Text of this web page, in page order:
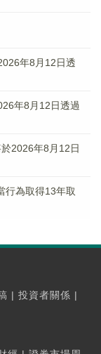
年8月12日透
年8月12日透過
2026年8月12日
行為取得13年取
| 投資者關係 |